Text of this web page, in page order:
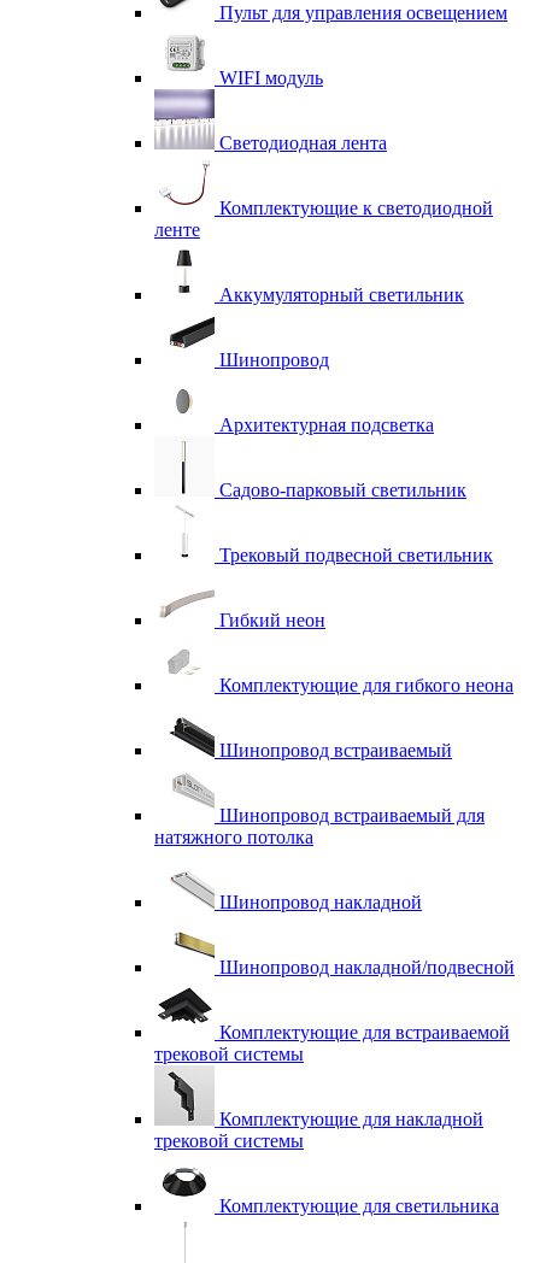
Пульт для управления освещением
WIFI модуль
Светодиодная лента
Комплектующие к светодиодной
ленте
Аккумуляторный светильник
Шинопровод
Архитектурная подсветка
Садово-парковый светильник
Трековый подвесной светильник
Гибкий неон
Комплектующие для гибкого неона
Шинопровод встраиваемый
Шинопровод встраиваемый для
натяжного потолка
Шинопровод накладной
Шинопровод накладной/подвесной
Комплектующие для встраиваемой
трековой системы
Комплектующие для накладной
трековой системы
Комплектующие для светильника